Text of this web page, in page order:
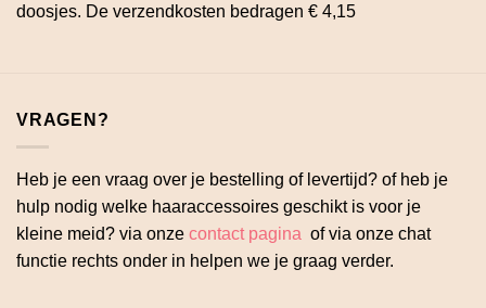
doosjes. De verzendkosten bedragen € 4,15
VRAGEN?
Heb je een vraag over je bestelling of levertijd? of heb je
hulp nodig welke haaraccessoires geschikt is voor je
kleine meid? via onze contact pagina of via onze chat
functie rechts onder in helpen we je graag verder.